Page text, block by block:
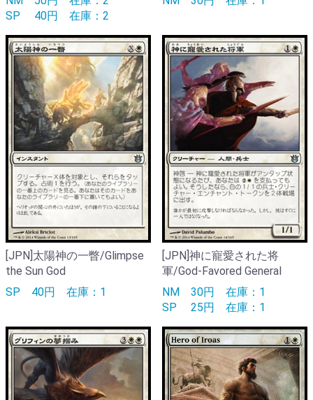
SP
40円 在庫：2
[JPN]太陽神の一瞥/Glimpse
the Sun God
SP 40円 在庫：1
[JPN]神に寵愛された将
軍/God-Favored General
NM 30円 在庫：1
SP
25円 在庫：1